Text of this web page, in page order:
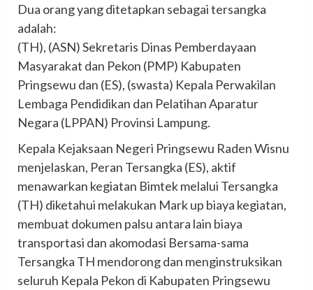
Dua orang yang ditetapkan sebagai tersangka
adalah:
(TH), (ASN) Sekretaris Dinas Pemberdayaan
Masyarakat dan Pekon (PMP) Kabupaten
Pringsewu dan (ES), (swasta) Kepala Perwakilan
Lembaga Pendidikan dan Pelatihan Aparatur
Negara (LPPAN) Provinsi Lampung.
Kepala Kejaksaan Negeri Pringsewu Raden Wisnu
menjelaskan, Peran Tersangka (ES), aktif
menawarkan kegiatan Bimtek melalui Tersangka
(TH) diketahui melakukan Mark up biaya kegiatan,
membuat dokumen palsu antara lain biaya
transportasi dan akomodasi Bersama-sama
Tersangka TH mendorong dan menginstruksikan
seluruh Kepala Pekon di Kabupaten Pringsewu